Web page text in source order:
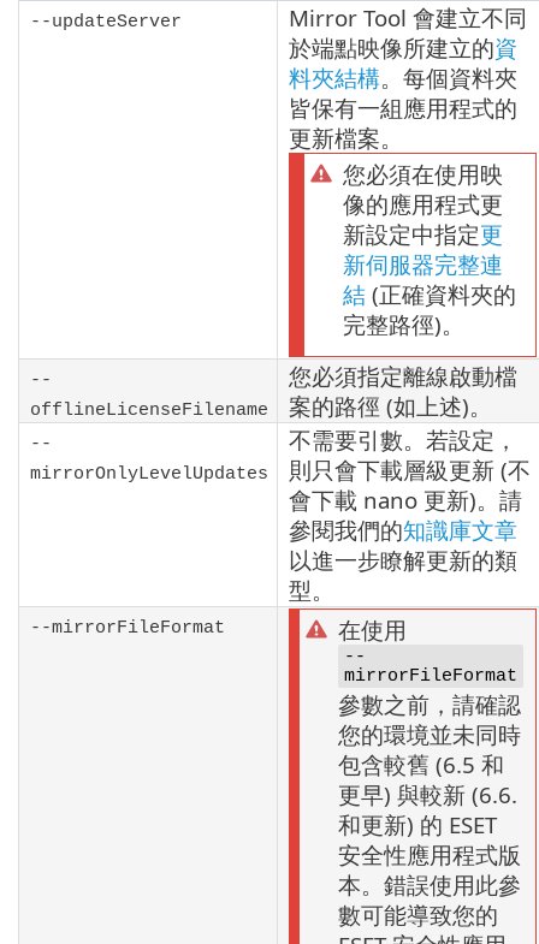
--updateServer
Mirror Tool 會建立不同
於端點映像所建立的資
料夾結構。每個資料夾
皆保有一組應用程式的
更新檔案。
您必須在使用映
像的應用程式更
新設定中指定更
新伺服器完整連
結 (正確資料夾的
完整路徑)。
--
offlineLicenseFilename
您必須指定離線啟動檔
案的路徑 (如上述)。
--
mirrorOnlyLevelUpdates
不需要引數。若設定，
則只會下載層級更新 (不
會下載 nano 更新)。請
參閱我們的知識庫文章
以進一步瞭解更新的類
型。
--mirrorFileFormat 在使用
--
mirrorFileFormat
參數之前，請確認
您的環境並未同時
包含較舊 (6.5 和
更早) 與較新 (6.6.
和更新) 的 ESET
安全性應用程式版
本。錯誤使用此參
數可能導致您的